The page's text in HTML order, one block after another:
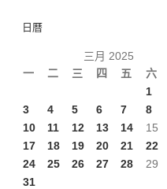
日曆
三月 2025
一
二 三 四 五 六
1
3
4 5 6 7 8
10
11 12 13 14 15
17
18 19 20 21 22
24
25 26 27 28 29
31